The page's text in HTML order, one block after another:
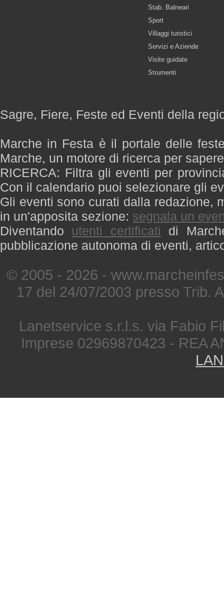
Stab. Balneari
Sport
Villaggi turistici
Servizi e Aziende
Visite guidate
Strumenti
Sagre, Fiere, Feste ed Eventi della
Marche in Festa è il portale delle
Marche, un motore di ricerca per
RICERCA: Filtra gli eventi per
Con il calendario puoi selezionare gli
Gli eventi sono curati dalla redazione,
in un'apposita sezione: segnala un
Diventando utenti certificati di
pubblicazione autonoma di eventi,
© 2005 - 2026 -
17 del 24/07/2003 presso Trib.
Lanetservice s.r.l.s. via Fabio
Imprese 02969870423 - REA